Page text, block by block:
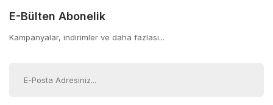
E-Bülten Abonelik
Kampanyalar, indirimler ve daha fazlası...